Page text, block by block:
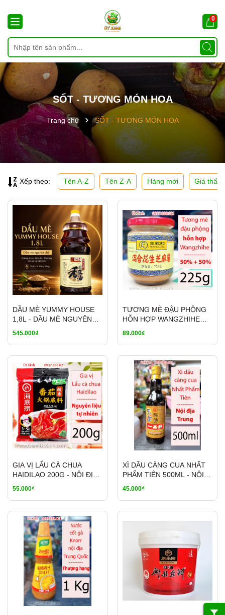
0
SỐT - TƯƠNG MÓN HOA
Trang chủ SỐT - TƯƠNG MÓN HOA
Xếp theo: Tên A-Z Tên Z-A Hàng mới Giá thấp
DẦU MÈ YUMMY HOUSE
1,8L - DẦU MÈ NGUYÊN
545.000₫
TƯƠNG MÈ ĐẬU PHỘNG
HỖN HỢP WANGZHIHE
89.000₫
GIA VỊ LẨU CÀ CHUA
HAIDILAO 200G - NỘI ĐỊA
55.000₫
XÌ DẦU CÀNG CUA NHẤT
PHẨM TIÊN 500ML - NỘI
45.000₫